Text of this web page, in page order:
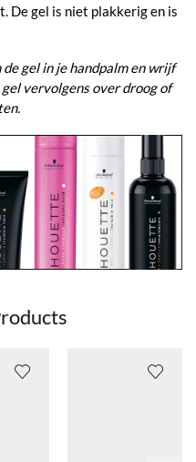
De gel is niet plakkerig en is
gel in je handpalm en wrijf
vervolgens over droog of